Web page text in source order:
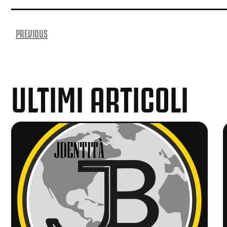
PREVIOUS
ULTIMI ARTICOLI